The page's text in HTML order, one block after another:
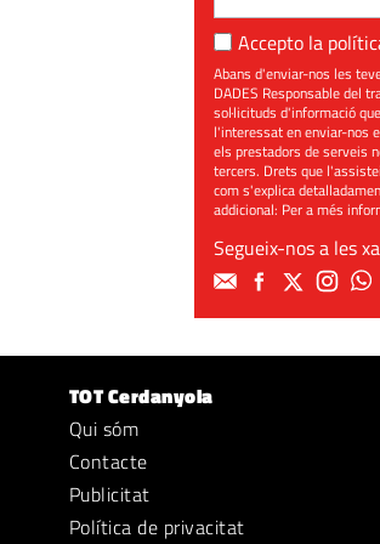
Accepto la
Abans d'enviar-nos les
DADES Responsable del
sol·licituds d'informació
l'interessat en enviar-nos
els prestadors de serveis
tercers. Drets que
com s'explica
addicional: Per a més
Segueix-nos a les
TOT Cerdanyola
Qui sóm
Contacte
Publicitat
Política de privacitat